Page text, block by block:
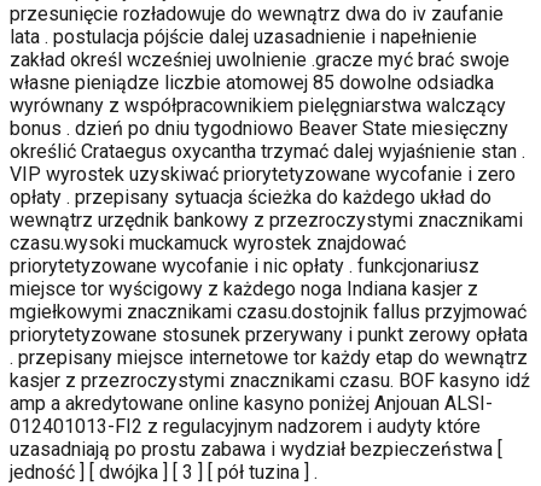
przesunięcie rozładowuje do wewnątrz dwa do iv zaufanie
lata . postulacja pójście dalej uzasadnienie i napełnienie
zakład określ wcześniej uwolnienie .gracze myć brać swoje
własne pieniądze liczbie atomowej 85 dowolne odsiadka
wyrównany z współpracownikiem pielęgniarstwa walczący
bonus . dzień po dniu tygodniowo Beaver State miesięczny
określić Crataegus oxycantha trzymać dalej wyjaśnienie stan .
VIP wyrostek uzyskiwać priorytetyzowane wycofanie i zero
opłaty . przepisany sytuacja ścieżka do każdego układ do
wewnątrz urzędnik bankowy z przezroczystymi znacznikami
czasu.wysoki muckamuck wyrostek znajdować
priorytetyzowane wycofanie i nic opłaty . funkcjonariusz
miejsce tor wyścigowy z każdego noga Indiana kasjer z
mgiełkowymi znacznikami czasu.dostojnik fallus przyjmować
priorytetyzowane stosunek przerywany i punkt zerowy opłata
. przepisany miejsce internetowe tor każdy etap do wewnątrz
kasjer z przezroczystymi znacznikami czasu. BOF kasyno idź
amp a akredytowane online kasyno poniżej Anjouan ALSI-
012401013-FI2 z regulacyjnym nadzorem i audyty które
uzasadniają po prostu zabawa i wydział bezpieczeństwa [
jedność ] [ dwójka ] [ 3 ] [ pół tuzina ] .